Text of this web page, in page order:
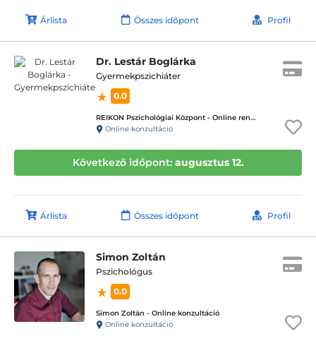
Árlista Összes időpont Profil
Dr. Lestár Boglárka
Gyermekpszichiáter
0.0
REIKON Pszichológiai Központ - Online rendelés
Online konzultáció
Következő időpont: augusztus 12.
Árlista Összes időpont Profil
Simon Zoltán
Pszichológus
0.0
Simon Zoltán - Online konzultáció
Online konzultáció